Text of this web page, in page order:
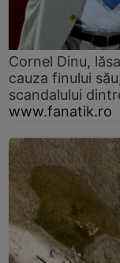
Cornel Dinu,
cauza finului
scandalului
www.fanatik.ro